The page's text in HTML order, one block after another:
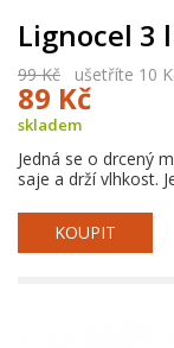
Lignocel 3
99 Kč ušetříte 10
89 Kč
skladem
Jedná se o drcený
saje a drží vlhkost.
KOUPIT